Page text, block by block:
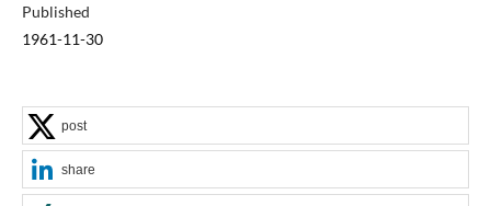
Published
1961-11-30
post
share